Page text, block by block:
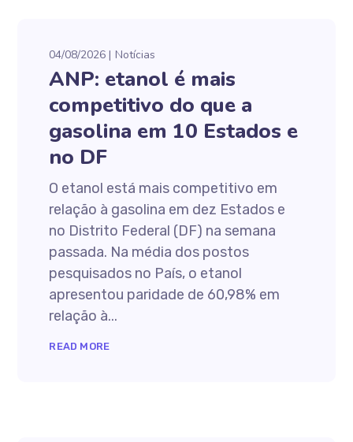
04/08/2026 Notícias
ANP: etanol é mais
competitivo do que a
gasolina em 10 Estados e
no DF
O etanol está mais competitivo em
relação à gasolina em dez Estados e
no Distrito Federal (DF) na semana
passada. Na média dos postos
pesquisados no País, o etanol
apresentou paridade de 60,98% em
relação à...
READ MORE